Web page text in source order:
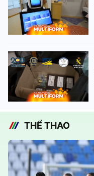
THỂ THAO